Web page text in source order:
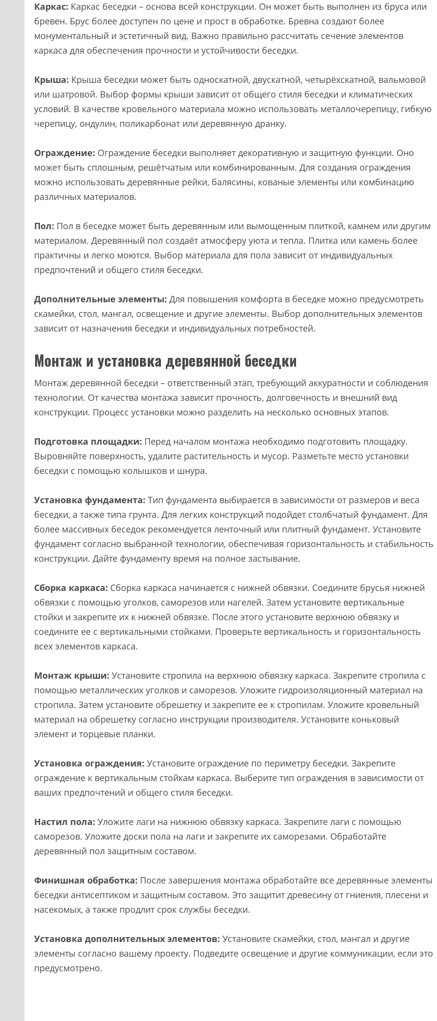
Каркас: Каркас беседки – основа всей конструкции. Он может быть выполнен из бруса или
бревен. Брус более доступен по цене и прост в обработке. Бревна создают более
монументальный и эстетичный вид. Важно правильно рассчитать сечение элементов
каркаса для обеспечения прочности и устойчивости беседки.
Крыша: Крыша беседки может быть односкатной, двускатной, четырёхскатной, вальмовой
или шатровой. Выбор формы крыши зависит от общего стиля беседки и климатических
условий. В качестве кровельного материала можно использовать металлочерепицу, гибкую
черепицу, ондулин, поликарбонат или деревянную дранку.
Ограждение: Ограждение беседки выполняет декоративную и защитную функции. Оно
может быть сплошным, решётчатым или комбинированным. Для создания ограждения
можно использовать деревянные рейки, балясины, кованые элементы или комбинацию
различных материалов.
Пол: Пол в беседке может быть деревянным или вымощенным плиткой, камнем или другим
материалом. Деревянный пол создаёт атмосферу уютa и тепла. Плитка или камень более
практичны и легко моются. Выбор материала для пола зависит от индивидуальных
предпочтений и общего стиля беседки.
Дополнительные элементы: Для повышения комфорта в беседке можно предусмотреть
скамейки, стол, мангал, освещение и другие элементы. Выбор дополнительных элементов
зависит от назначения беседки и индивидуальных потребностей.
Монтаж и установка деревянной беседки
Монтаж деревянной беседки – ответственный этап, требующий аккуратности и соблюдения
технологии. От качества монтажа зависит прочность, долговечность и внешний вид
конструкции. Процесс установки можно разделить на несколько основных этапов.
Подготовка площадки: Перед началом монтажа необходимо подготовить площадку.
Выровняйте поверхность, удалите растительность и мусор. Разметьте место установки
беседки с помощью колышков и шнура.
Установка фундамента: Тип фундамента выбирается в зависимости от размеров и веса
беседки, а также типа грунта. Для легких конструкций подойдет столбчатый фундамент. Для
более массивных беседок рекомендуется ленточный или плитный фундамент. Установите
фундамент согласно выбранной технологии, обеспечивая горизонтальность и стабильность
конструкции. Дайте фундаменту время на полное застывание.
Сборка каркаса: Сборка каркаса начинается с нижней обвязки. Соедините брусья нижней
обвязки с помощью уголков, саморезов или нагелей. Затем установите вертикальные
стойки и закрепите их к нижней обвязке. После этого установите верхнюю обвязку и
соедините ее с вертикальными стойками. Проверьте вертикальность и горизонтальность
всех элементов каркаса.
Монтаж крыши: Установите стропила на верхнюю обвязку каркаса. Закрепите стропила с
помощью металлических уголков и саморезов. Уложите гидроизоляционный материал на
стропила. Затем установите обрешетку и закрепите ее к стропилам. Уложите кровельный
материал на обрешетку согласно инструкции производителя. Установите коньковый
элемент и торцевые планки.
Установка ограждения: Установите ограждение по периметру беседки. Закрепите
ограждение к вертикальным стойкам каркаса. Выберите тип ограждения в зависимости от
ваших предпочтений и общего стиля беседки.
Настил пола: Уложите лаги на нижнюю обвязку каркаса. Закрепите лаги с помощью
саморезов. Уложите доски пола на лаги и закрепите их саморезами. Обработайте
деревянный пол защитным составом.
Финишная обработка: После завершения монтажа обработайте все деревянные элементы
беседки антисептиком и защитным составом. Это защитит древесину от гниения, плесени и
насекомых, а также продлит срок службы беседки.
Установка дополнительных элементов: Установите скамейки, стол, мангал и другие
элементы согласно вашему проекту. Подведите освещение и другие коммуникации, если это
предусмотрено.